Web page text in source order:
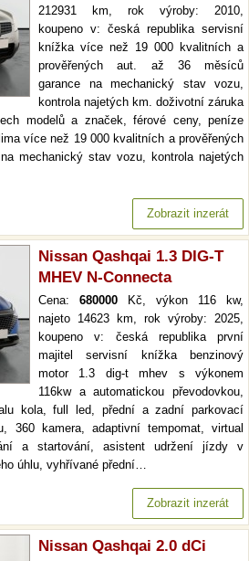
212931 km, rok výroby: 2010,
koupeno v: česká republika servisní
knížka více než 19 000 kvalitních a
prověřených aut. až 36 měsíců
garance na mechanický stav vozu,
kontrola najetých km. doživotní záruka
modelů a značek, férové ceny, peníze
více než 19 000 kvalitních a prověřených
mechanický stav vozu, kontrola najetých
Zobrazit inzerát
Nissan Qashqai 1.3 DIG-T
MHEV N-Connecta
Cena: 680000 Kč, výkon 116 kw,
najeto 14623 km, rok výroby: 2025,
koupeno v: česká republika první
majitel servisní knížka benzinový
motor 1.3 dig-t mhev s výkonem
116kw a automatickou převodovkou,
kola, full led, přední a zadní parkovací
360 kamera, adaptivní tempomat, virtual
a startování, asistent udržení jízdy v
úhlu, vyhřívané přední…
Zobrazit inzerát
Nissan Qashqai 2.0 dCi